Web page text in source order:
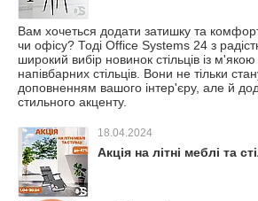
Вам хочеться додати затишку та
чи офісу? Тоді Office Systems 24 з
широкий вибір новинок стільців із
напівбарних стільців. Вони не тільки
доповненням вашого інтер'єру, але й
стильного акценту.
18.04.2024
Акція на літні меблі та